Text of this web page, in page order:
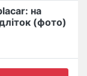
на
(фото)